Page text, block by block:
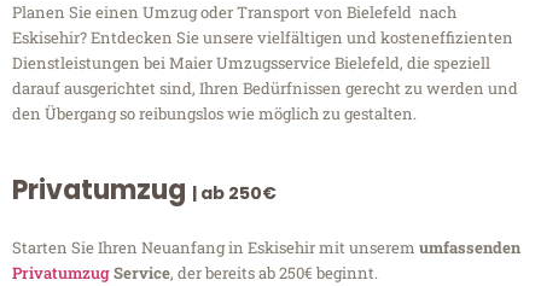
Planen Sie einen Umzug oder Transport von Bielefeld nach
Eskisehir? Entdecken Sie unsere vielfältigen und kosteneffizienten
Dienstleistungen bei Maier Umzugsservice Bielefeld, die speziell
darauf ausgerichtet sind, Ihren Bedürfnissen gerecht zu werden und
den Übergang so reibungslos wie möglich zu gestalten.
Privatumzug | ab 250€
Starten Sie Ihren Neuanfang in Eskisehir mit unserem umfassenden
PrivatumzugService, der bereits ab 250€ beginnt.